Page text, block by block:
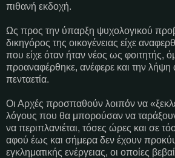
πιθανή εκδοχή.
Ως προς την ύπαρξη ψυχολογικού
δικηγόρος της οικογένειας είχε
που είχε όταν ήταν νέος ως φοιτητής,
προαναφέρθηκε, ανέφερε και την λήψη
πενταετία.
Οι Αρχές προσπαθούν λοιπόν να
λόγους που θα μπορούσαν να
να περιπλανιέται, τόσες ώρες και σε
αφού έως και σήμερα δεν έχουν
εγκληματικής ενέργειας, οι οποίες